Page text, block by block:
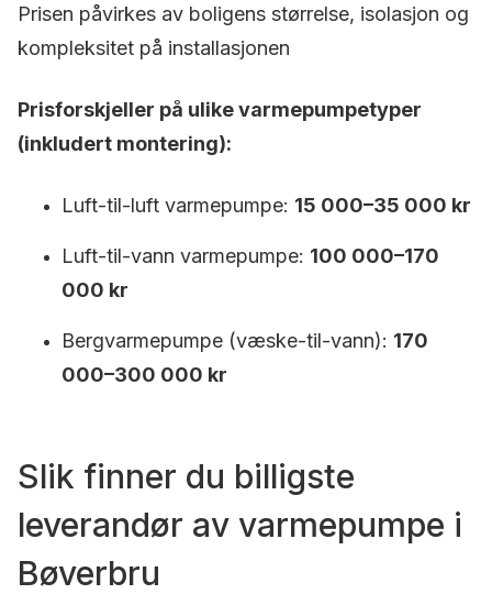
Prisen påvirkes av boligens størrelse, isolasjon og
kompleksitet på installasjonen
Prisforskjeller på ulike varmepumpetyper
(inkludert montering):
Luft-til-luft varmepumpe: 15 000–35 000 kr
Luft-til-vann varmepumpe: 100 000–170
000 kr
Bergvarmepumpe (væske-til-vann): 170
000–300 000 kr
Slik finner du billigste
leverandør av varmepumpe i
Bøverbru